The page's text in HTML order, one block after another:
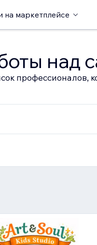
на маркетплейсе
над
профессионалов,